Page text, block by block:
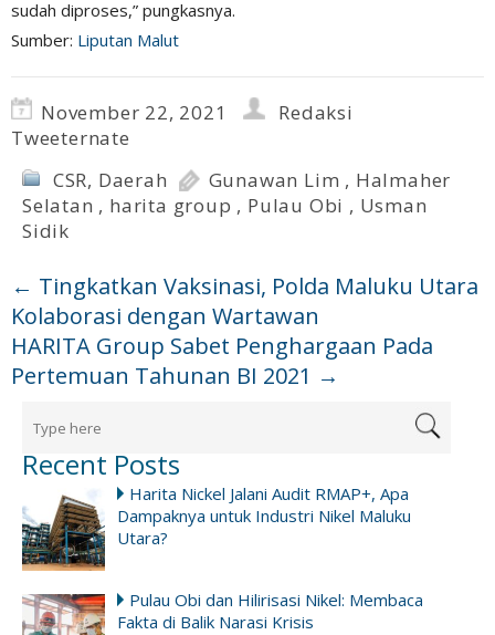
sudah diproses,” pungkasnya.
Sumber: Liputan Malut
November 22, 2021
Redaksi
Tweeternate
CSR, Daerah Gunawan Lim , Halmaher
Selatan , harita group , Pulau Obi , Usman
Sidik
← Tingkatkan Vaksinasi, Polda Maluku Utara
Kolaborasi dengan Wartawan
HARITA Group Sabet Penghargaan Pada
Pertemuan Tahunan BI 2021 →
Recent Posts
Harita Nickel Jalani Audit RMAP+, Apa
Dampaknya untuk Industri Nikel Maluku
Utara?
Pulau Obi dan Hilirisasi Nikel: Membaca
Fakta di Balik Narasi Krisis